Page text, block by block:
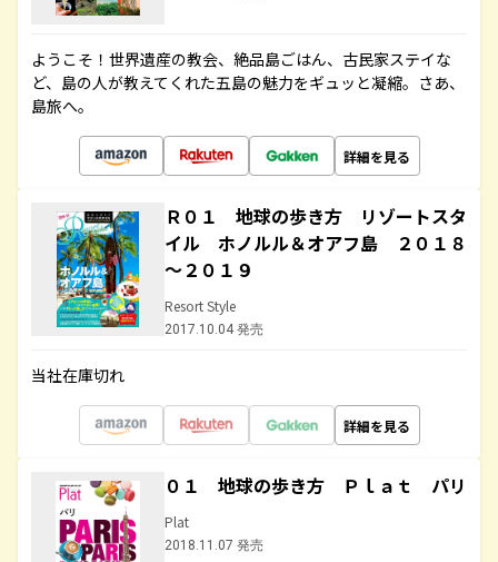
ようこそ！世界遺産の教会、絶品島ごはん、古民家ステイな
ど、島の人が教えてくれた五島の魅力をギュッと凝縮。さあ、
島旅へ。
詳細を見る
Ｒ０１ 地球の歩き方 リゾートスタ
イル ホノルル＆オアフ島 ２０１８
～２０１９
Resort Style
2017.10.04 発売
当社在庫切れ
詳細を見る
０１ 地球の歩き方 Ｐｌａｔ パリ
Plat
2018.11.07 発売